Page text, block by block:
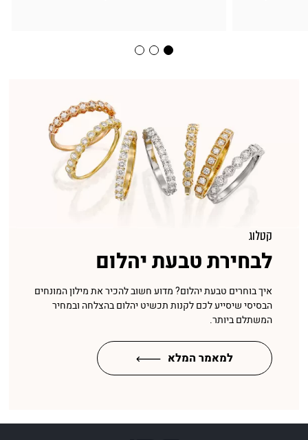
קטלוג
לבחירת טבעת יהלום
איך בוחרים טבעת יהלום? מדוע חשוב להכיר את מילון המונחים
הבסיסי שיסייע לכם לקנות תכשיט יהלום בהצלחה ובמחיר
המשתלם ביותר.
למאמר המלא